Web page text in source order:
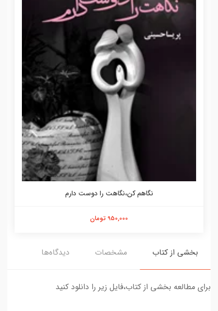
نگاهم کن،نگاهت را دوست دارم
950,000 تومان
بخشی از کتاب مشخصات دیدگاه‌ها
برای مطالعه بخشی از کتاب،فایل زیر را دانلود کنید